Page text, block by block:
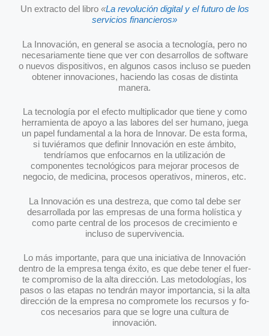
Un extracto del libro «La revolución digital y el futuro de los
servicios financieros»
La Innovación, en general se asocia a tecnología, pero no
necesariamente tiene que ver con desarrollos de software
o nuevos dispositivos, en algunos casos incluso se pueden
obtener innovaciones, haciendo las cosas de distinta
manera.
La tecnología por el efecto multiplicador que tiene y como
herramienta de apoyo a las labores del ser humano, juega
un papel fundamental a la hora de Innovar. De esta forma,
si tuviéramos que definir Innovación en este ámbito,
tendríamos que enfocarnos en la utilización de
componentes tecnológicos para mejorar procesos de
negocio, de medicina, procesos operativos, mineros, etc.
La Innovación es una destreza, que como tal debe ser
desarrollada por las empresas de una forma holística y
como parte central de los procesos de crecimiento e
incluso de supervivencia.
Lo más importante, para que una iniciativa de Innovación
dentro de la empresa tenga éxito, es que debe tener el fuer-
te compromiso de la alta dirección. Las metodologías, los
pasos o las etapas no tendrán mayor importancia, si la alta
dirección de la empresa no compromete los recursos y fo-
cos necesarios para que se logre una cultura de
innovación.